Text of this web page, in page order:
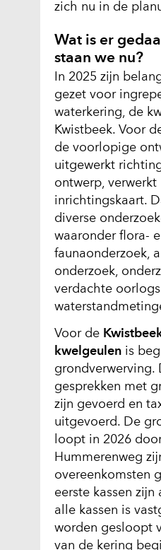
(
v
e
r
w
j
s
t
n
a
a
r
e
e
n
n
d
e
r
e
w
e
b
s
i
t
e
zich nu in de
Wat is er
staan we nu?
In 2025 zijn
gezet voor
waterkering, de
Kwistbeek. Voor
de voorlopige
uitgewerkt
ontwerp, verwerkt
inrichtingskaart.
diverse
waaronder flora-
faunaonderzoek,
onderzoek,
verdachte
Voor de
kwelgeulenis
grondverwerving.
gesprekken met
zijn gevoerd en
uitgevoerd. De
loopt in 2026
Hummerenweg
overeenkomsten
eerste kassen
alle kassen is
worden gesloopt
van de kering